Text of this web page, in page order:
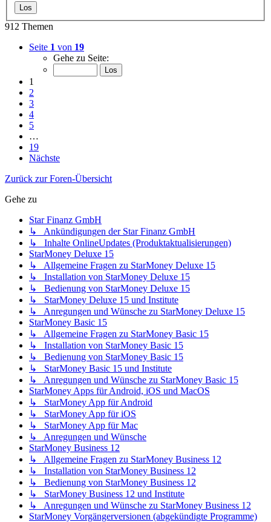
912 Themen
Seite 1 von 19
Gehe zu Seite:
1
2
3
4
5
…
19
Nächste
Zurück zur Foren-Übersicht
Gehe zu
Star Finanz GmbH
↳ Ankündigungen der Star Finanz GmbH
↳ Inhalte OnlineUpdates (Produktaktualisierungen)
StarMoney Deluxe 15
↳ Allgemeine Fragen zu StarMoney Deluxe 15
↳ Installation von StarMoney Deluxe 15
↳ Bedienung von StarMoney Deluxe 15
↳ StarMoney Deluxe 15 und Institute
↳ Anregungen und Wünsche zu StarMoney Deluxe 15
StarMoney Basic 15
↳ Allgemeine Fragen zu StarMoney Basic 15
↳ Installation von StarMoney Basic 15
↳ Bedienung von StarMoney Basic 15
↳ StarMoney Basic 15 und Institute
↳ Anregungen und Wünsche zu StarMoney Basic 15
StarMoney Apps für Android, iOS und MacOS
↳ StarMoney App für Android
↳ StarMoney App für iOS
↳ StarMoney App für Mac
↳ Anregungen und Wünsche
StarMoney Business 12
↳ Allgemeine Fragen zu StarMoney Business 12
↳ Installation von StarMoney Business 12
↳ Bedienung von StarMoney Business 12
↳ StarMoney Business 12 und Institute
↳ Anregungen und Wünsche zu StarMoney Business 12
StarMoney Vorgängerversionen (abgekündigte Programme)